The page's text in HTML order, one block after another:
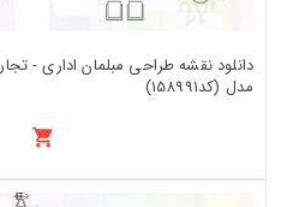
دانلود نقشه طراحی مبلمان اداری -
مدل (کد158991)